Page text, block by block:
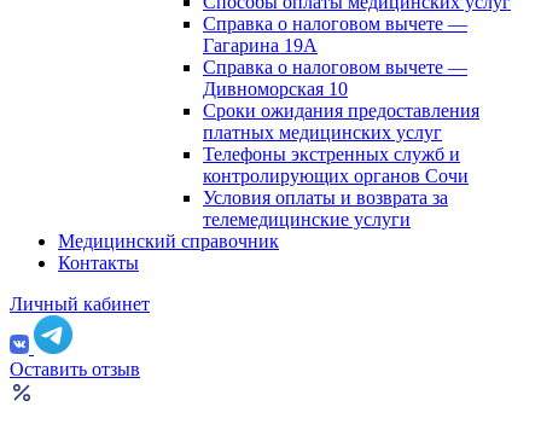
Справка о налоговом вычете —
Гагарина 19А
Справка о налоговом вычете —
Дивноморская 10
Сроки ожидания предоставления
платных медицинских услуг
Телефоны экстренных служб и
контролирующих органов Сочи
Условия оплаты и возврата за
телемедицинские услуги
Медицинский справочник
Контакты
Личный кабинет
Оставить отзыв